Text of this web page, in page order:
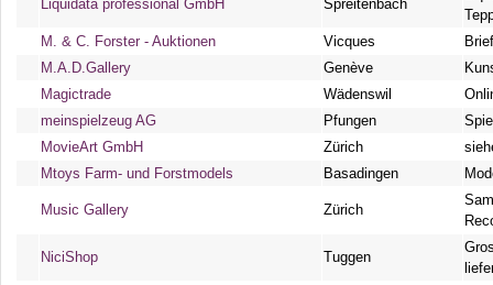
Liquidata professional GmbH Spreitenbach
M. & C. Forster - Auktionen
Vicques
M.A.D.Gallery
Genève
Magictrade
Wädenswil
meinspielzeug AG
Pfungen
MovieArt GmbH
Zürich
Mtoys Farm- und Forstmodels
Basadingen
Music Gallery Zürich
NiciShop Tuggen